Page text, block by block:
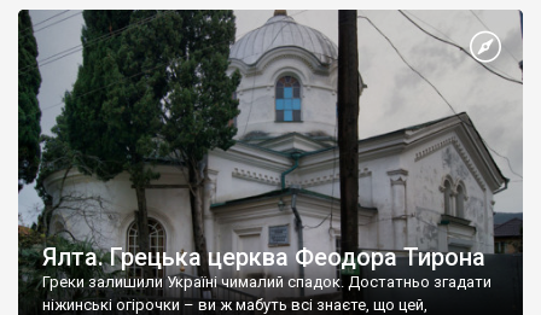
Ялта. Грецька церква Феодора Тирона
Греки залишили Україні чималий спадок. Достатньо згадати
ніжинські огірочки – ви ж мабуть всі знаєте, що цей,